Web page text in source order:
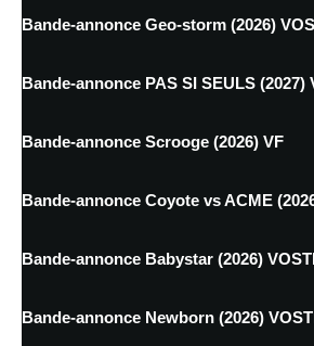
Bande-annonce Geo-storm (2026)
Bande-annonce PAS SI SEULS (2027)
Bande-annonce Scrooge (2026) VF
Bande-annonce Coyote vs ACME
Bande-annonce Babystar (2026)
Bande-annonce Newborn (2026)